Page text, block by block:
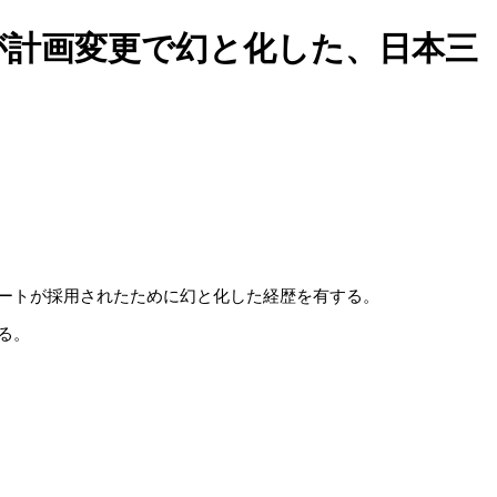
画変更で幻と化した、日本三
トが採用されたために幻と化した経歴を有する。
。